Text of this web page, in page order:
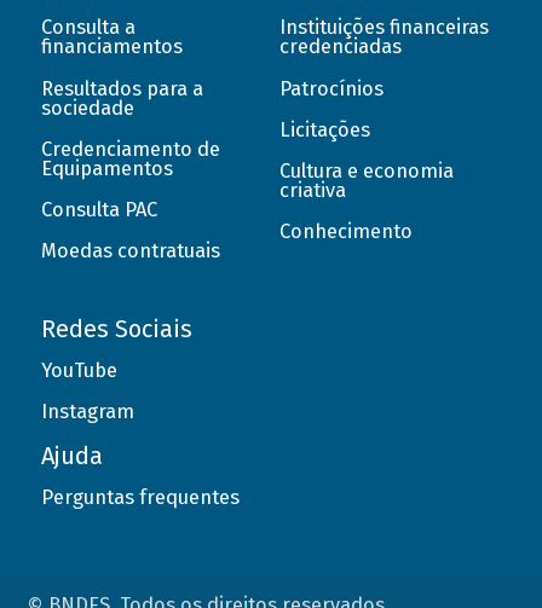
Consulta a
financiamentos
Resultados para a
sociedade
Credenciamento de
Equipamentos
Consulta PAC
Moedas contratuais
Instituições financeiras
credenciadas
Patrocínios
Licitações
Cultura e economia
criativa
Conhecimento
Redes Sociais
YouTube
Instagram
Ajuda
Perguntas frequentes